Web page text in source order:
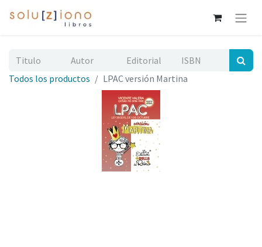
Todos los productos LPAC versión Martina